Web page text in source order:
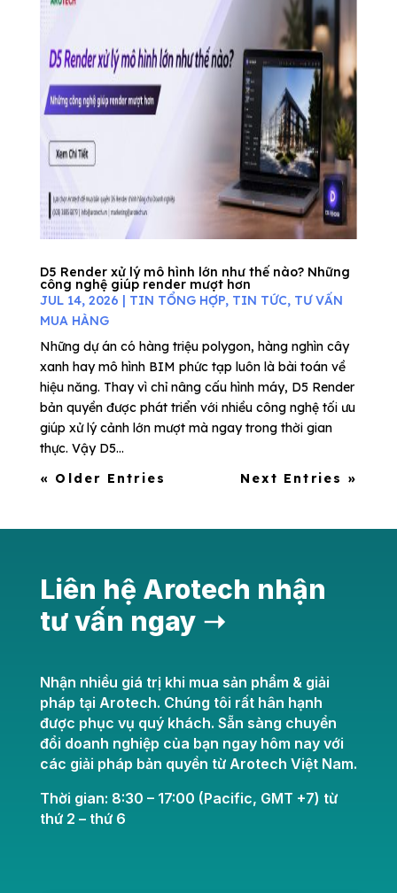
D5 Render xử lý mô hình lớn như thế nào? Những
công nghệ giúp render mượt hơn
JUL 14, 2026 | TIN TỔNG HỢP, TIN TỨC, TƯ VẤN
MUA HÀNG
Những dự án có hàng triệu polygon, hàng nghìn cây
xanh hay mô hình BIM phức tạp luôn là bài toán về
hiệu năng. Thay vì chỉ nâng cấu hình máy, D5 Render
bản quyền được phát triển với nhiều công nghệ tối ưu
giúp xử lý cảnh lớn mượt mà ngay trong thời gian
thực. Vậy D5...
« Older Entries
Next Entries »
Liên hệ Arotech nhận
tư vấn ngay ➝
Nhận nhiều giá trị khi mua sản phẩm & giải
pháp tại Arotech. Chúng tôi rất hân hạnh
được phục vụ quý khách. Sẵn sàng chuyển
đổi doanh nghiệp của bạn ngay hôm nay với
các giải pháp bản quyền từ Arotech Việt Nam.
Thời gian: 8:30 – 17:00 (Pacific, GMT +7) từ
thứ 2 – thứ 6